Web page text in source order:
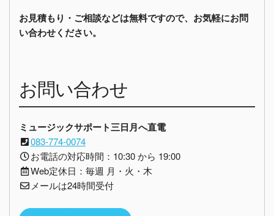
お見積もり・ご相談などは無料ですので、お気軽にお問
い合わせください。
お問い合わせ
ミュージックサポート三日月へ直電
083-774-0074
お電話の対応時間：10:30 から 19:00
Web定休日：毎週 月・火・木
メールは24時間受付